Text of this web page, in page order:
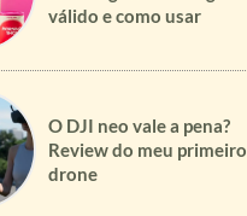
válido e como usar
O DJI neo vale a pena?
Review do meu primeiro
drone